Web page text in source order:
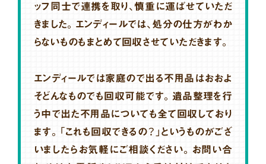
ッフ同士で連携を取り、慎重に運ばせていただ
きました。エンディールでは、処分の仕方がわか
らないものもまとめて回収させていただきます。
エンディールでは家庭ので出る不用品はおおよ
そどんなものでも回収可能です。遺品整理を行
う中で出た不用品についても全て回収しており
ます。「これも回収できるの？」というものがござ
いましたらお気軽にご相談ください。お問い合